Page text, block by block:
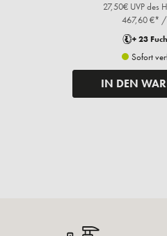
27,50€ UVP des
467,60 €* /
+ 23
Sofort
IN DEN